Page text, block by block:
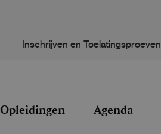
Inschrijven en Toelatingsproeven
Opleidingen Agenda